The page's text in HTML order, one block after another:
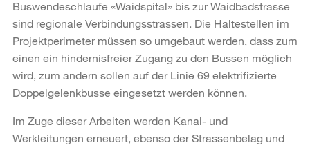
Buswendeschlaufe «Waidspital» bis zur Waidbadstrasse
sind regionale Verbindungsstrassen. Die Haltestellen im
Projektperimeter müssen so umgebaut werden, dass zum
einen ein hindernisfreier Zugang zu den Bussen möglich
wird, zum andern sollen auf der Linie 69 elektrifizierte
Doppelgelenkbusse eingesetzt werden können.
Im Zuge dieser Arbeiten werden Kanal- und
Werkleitungen erneuert, ebenso der Strassenbelag und